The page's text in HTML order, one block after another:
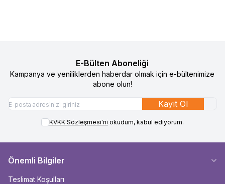
E-Bülten Aboneliği
Kampanya ve yeniliklerden haberdar olmak için e-bültenimize
abone olun!
Kayıt Ol
KVKK Sözleşmesi'ni okudum, kabul ediyorum.
Önemli Bilgiler
Teslimat Koşulları